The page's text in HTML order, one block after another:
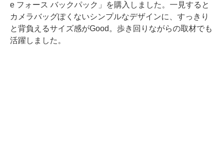
e フォース バックパック」を購入しました。一見すると
カメラバッグぽくないシンプルなデザインに、すっきり
と背負えるサイズ感がGood。歩き回りながらの取材でも
活躍しました。